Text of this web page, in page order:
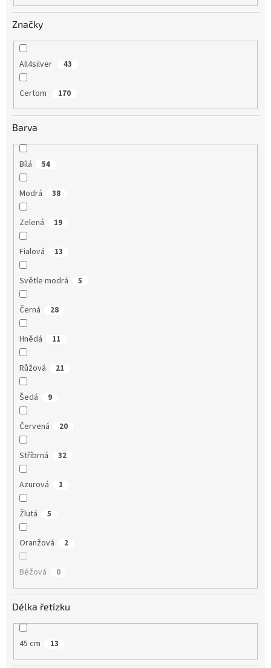
Značky
All4silver 43
Certom 170
Barva
Bílá 54
Modrá 38
Zelená 19
Fialová 13
Světle modrá 5
Černá 28
Hnědá 11
Růžová 21
Šedá 9
Červená 20
Stříbrná 32
Azurová 1
Žlutá 5
Oranžová 2
Béžová 0
Délka řetízku
45 cm 13